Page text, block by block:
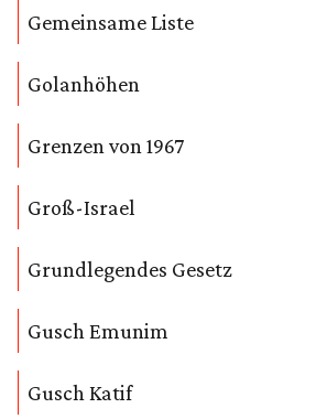
Gemeinsame Liste
Golanhöhen
Grenzen von 1967
Groß-Israel
Grundlegendes Gesetz
Gusch Emunim
Gusch Katif